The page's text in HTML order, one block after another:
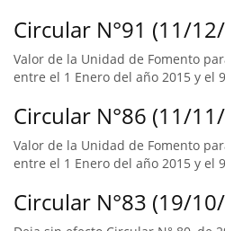
Circular N°91 (11/
Valor de la Unidad de Fomento
entre el 1 Enero del año 2015 y el
Circular N°86 (11/
Valor de la Unidad de Fomento
entre el 1 Enero del año 2015 y el
Circular N°83 (19/